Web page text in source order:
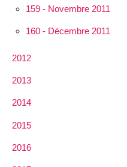
159 - Novembre 2011
160 - Décembre 2011
2012
2013
2014
2015
2016